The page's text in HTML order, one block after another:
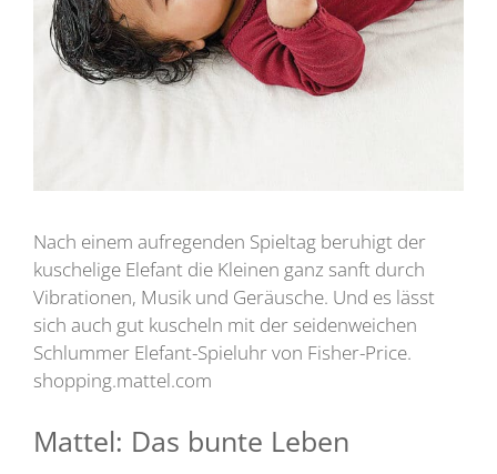
Nach einem aufregenden Spieltag beruhigt der
kuschelige Elefant die Kleinen ganz sanft durch
Vibrationen, Musik und Geräusche. Und es lässt
sich auch gut kuscheln mit der seidenweichen
Schlummer Elefant-Spieluhr von Fisher-Price.
shopping.mattel.com
Mattel: Das bunte Leben